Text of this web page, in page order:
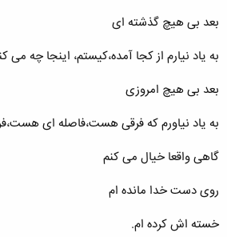
بعد بی هیچ گذشته ای
به یاد نیارم از کجا آمده،کیستم، اینجا چه می
بعد بی هیچ امروزی
به یاد نیاورم که فرقی هست،فاصله ای
گاهی واقعا خیال می کنم
روی دست خدا مانده ام
خسته اش کرده ام.